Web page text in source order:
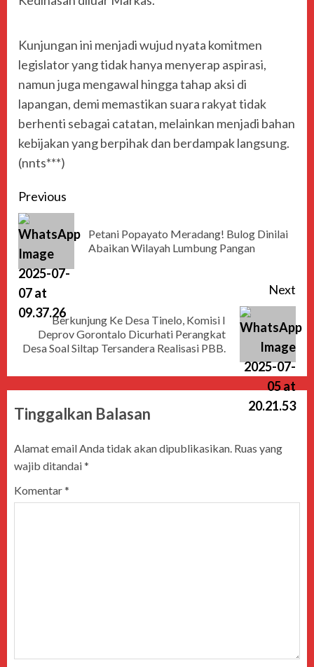
Kunjungan ini menjadi wujud nyata komitmen
legislator yang tidak hanya menyerap aspirasi,
namun juga mengawal hingga tahap aksi di
lapangan, demi memastikan suara rakyat tidak
berhenti sebagai catatan, melainkan menjadi bahan
kebijakan yang berpihak dan berdampak langsung.
(nnts***)
Previous
Petani Popayato Meradang! Bulog Dinilai
Abaikan Wilayah Lumbung Pangan
Next
Berkunjung Ke Desa Tinelo, Komisi I
Deprov Gorontalo Dicurhati Perangkat
Desa Soal Siltap Tersandera Realisasi PBB.
Tinggalkan Balasan
Alamat email Anda tidak akan dipublikasikan. Ruas yang
wajib ditandai*
Komentar*